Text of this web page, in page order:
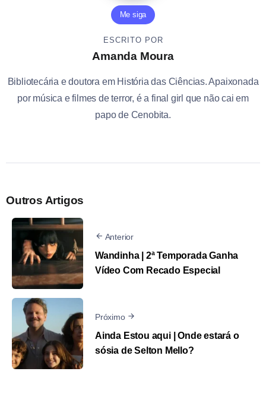
Me siga
ESCRITO POR
Amanda Moura
Bibliotecária e doutora em História das Ciências. Apaixonada
por música e filmes de terror, é a final girl que não cai em
papo de Cenobita.
Outros Artigos
Anterior
Wandinha | 2ª Temporada Ganha
Vídeo Com Recado Especial
Próximo
Ainda Estou aqui | Onde estará o
sósia de Selton Mello?